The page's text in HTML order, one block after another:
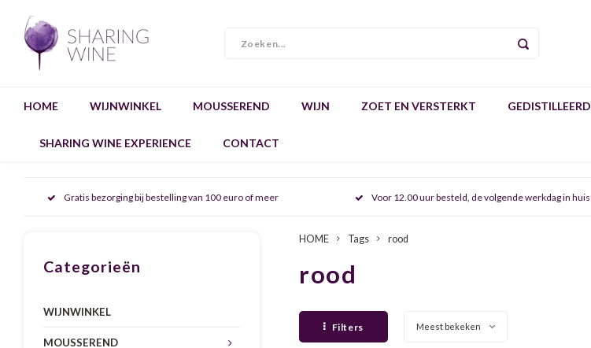
HOME WIJNWINKEL MOUSSEREND WIJN ZOET EN VERSTERKT GEDISTILLEERD
SHARING WINE EXPERIENCE CONTACT
Gratis bezorging bij bestelling van 100 euro of meer Voor 12.00 uur besteld, de volgende werkdag in huis
Categorieën
WIJNWINKEL
MOUSSEREND
HOME Tags rood
rood
Filters Meest bekeken